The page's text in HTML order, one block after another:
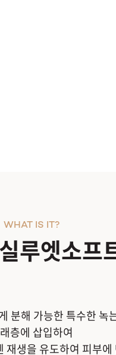
루엣소프
WHAT IS IT?
분해 가능한 특수한 녹
층에 삽입하여
재생을 유도하여 피부